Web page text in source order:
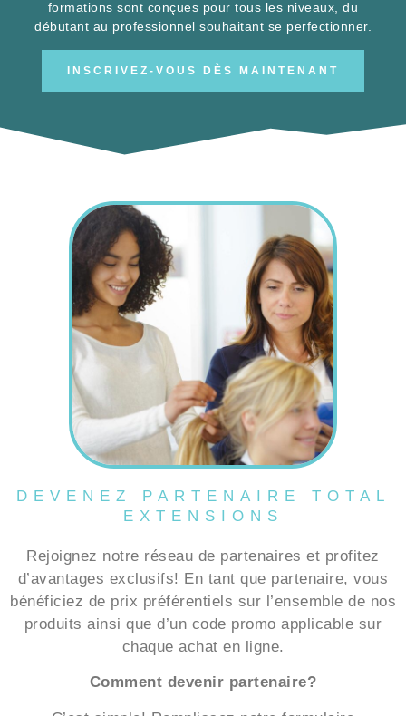
formations sont conçues pour tous les niveaux, du
débutant au professionnel souhaitant se perfectionner.
INSCRIVEZ-VOUS DÈS MAINTENANT
DEVENEZ PARTENAIRE TOTAL
EXTENSIONS
Rejoignez notre réseau de partenaires et profitez
d’avantages exclusifs! En tant que partenaire, vous
bénéficiez de prix préférentiels sur l’ensemble de nos
produits ainsi que d’un code promo applicable sur
chaque achat en ligne.
Comment devenir partenaire?